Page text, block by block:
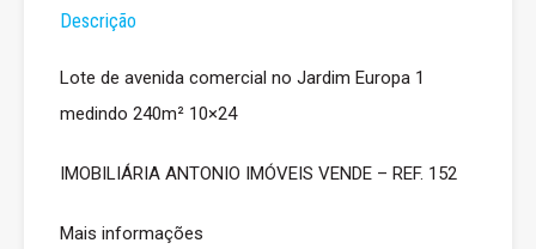
Descrição
Lote de avenida comercial no Jardim Europa 1
medindo 240m² 10×24
IMOBILIÁRIA ANTONIO IMÓVEIS VENDE – REF. 152
Mais informações